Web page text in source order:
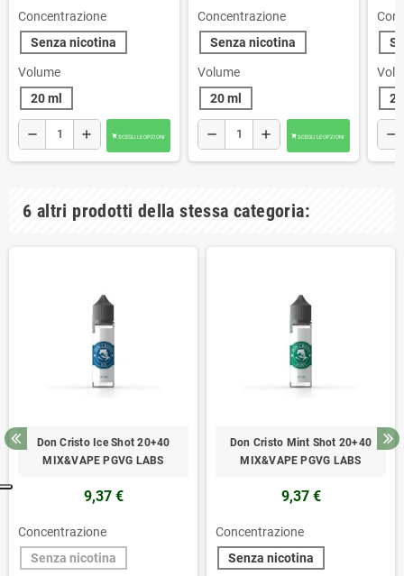
Concentrazione
Senza nicotina
Volume
20 ml
remove add  SCEGLI LE OPZIONI
Concentrazione
Senza nicotina
Volume
20 ml
remove add  SCEGLI LE OPZIONI remove
6 altri prodotti della stessa categoria:
Don Cristo Ice Shot 20+40
MIX&VAPE PGVG LABS
9,37 €
Concentrazione
Senza nicotina
Don Cristo Mint Shot 20+40
MIX&VAPE PGVG LABS
9,37 €
Concentrazione
Senza nicotina